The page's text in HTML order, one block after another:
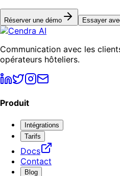
Réserver une démo Essayer
Communication avec les
opérateurs hôteliers.
Produit
Intégrations
Tarifs
Docs
Contact
Blog